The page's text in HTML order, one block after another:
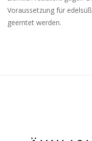
Voraussetzung für
geerntet werden.